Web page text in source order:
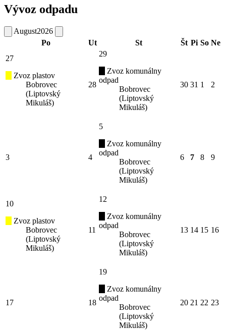
Vývoz odpadu
August2026
Po
Ut St Št Pi So Ne
27
Zvoz plastov
Bobrovec
(Liptovský
Mikuláš)
28
29
Zvoz komunálny
odpad
Bobrovec
(Liptovský
Mikuláš)
30 31 1 2
3 4
5
Zvoz komunálny
odpad
Bobrovec
(Liptovský
Mikuláš)
6 7 8 9
10
Zvoz plastov
Bobrovec
(Liptovský
Mikuláš)
11
12
Zvoz komunálny
odpad
Bobrovec
(Liptovský
Mikuláš)
13 14 15 16
17 18
19
Zvoz komunálny
odpad
Bobrovec
(Liptovský
Mikuláš)
20 21 22 23